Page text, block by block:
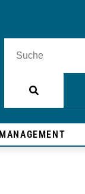
MANAGEMENT